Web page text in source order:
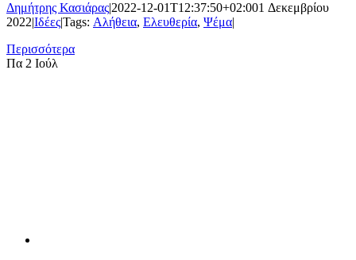
Δημήτρης Κασιάρας|2022-12-01T12:37:50+02:001 Δεκεμβρίου
2022|Ιδέες|Tags: Αλήθεια, Ελευθερία, Ψέμα|
Περισσότερα
Πα 2 Ιούλ